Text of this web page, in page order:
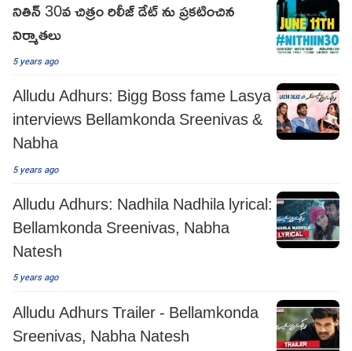
నితిన్ 30వ చిత్రం రిలీజ్ డేట్ ను ప్రకటించిన
నిర్మాతలు
5 years ago
Alludu Adhurs: Bigg Boss fame Lasya
interviews Bellamkonda Sreenivas &
Nabha
5 years ago
Alludu Adhurs: Nadhila Nadhila lyrical:
Bellamkonda Sreenivas, Nabha
Natesh
5 years ago
Alludu Adhurs Trailer - Bellamkonda
Sreenivas, Nabha Natesh